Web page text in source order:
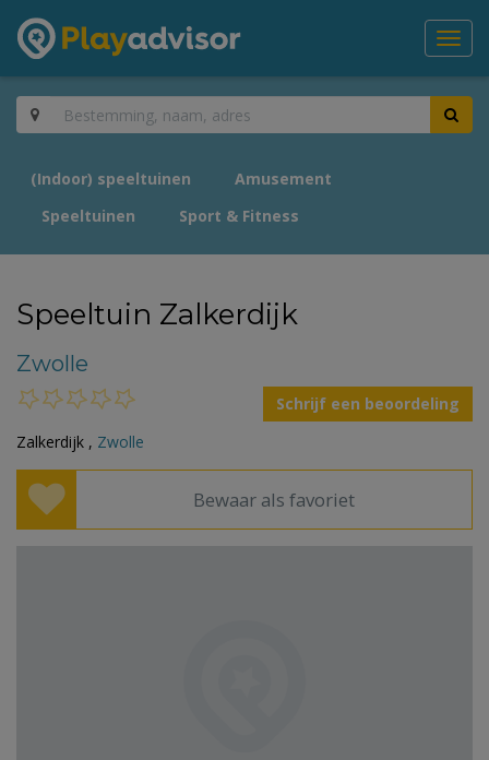
(Indoor) speeltuinen
Amusement
Speeltuinen
Sport & Fitness
Speeltuin Zalkerdijk
Zwolle
Schrijf een beoordeling
Zalkerdijk , Zwolle
Bewaar als favoriet